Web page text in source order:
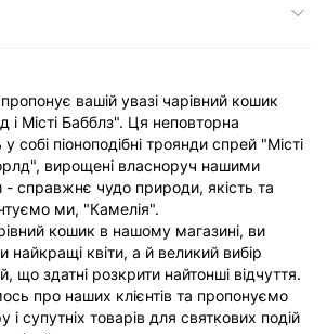
вашій увазі чарівний кошик
Місті Бабблз". Ця неповторна
собі піоноподібні троянди спрей "Місті
вирощені власноруч нашими
- справжнє чудо природи, якість та
ми, "Камелія".
кошик в нашому магазині, ви
найкращі квіти, а й великий вибір
що здатні розкрити найтонші відчуття.
про наших клієнтів та пропонуємо
і супутніх товарів для святкових подій